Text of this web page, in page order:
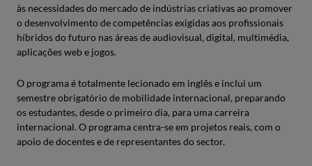
às necessidades do mercado de indústrias criativas ao promover
o desenvolvimento de competências exigidas aos profissionais
híbridos do futuro nas áreas de audiovisual, digital, multimédia,
aplicações web e jogos.
O programa é totalmente lecionado em inglês e inclui um
semestre obrigatório de mobilidade internacional, preparando
os estudantes, desde o primeiro dia, para uma carreira
internacional. O programa centra-se em projetos reais, com o
apoio de docentes e de representantes do sector.